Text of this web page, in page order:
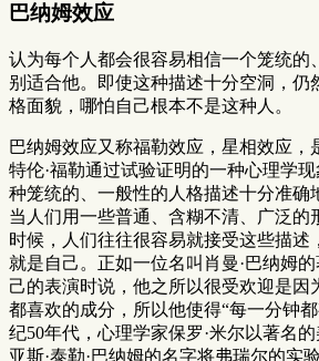
巴纳姆效应
认为每个人都会很容易相信一个笼统的
别适合他。即使这种描述十分空洞，仍
格面貌，哪怕自己根本不是这种人。
巴纳姆效应又称福勒效应，星相效应，
特伦·福勒通过试验证明的一种心理学
种笼统的、一般性的人格描述十分准确
当人们用一些普通、含糊不清、广泛的
时候，人们往往很容易就接受这些描述
就是自己。正如一位名叫肖曼·巴纳姆
己的表演时说，他之所以很受欢迎是因
都喜欢的成分，所以他使得“每一分钟
纪50年代，心理学家保罗·米尔以著名
亚斯·泰勒·巴纳姆的名字将弗瑞尔的实